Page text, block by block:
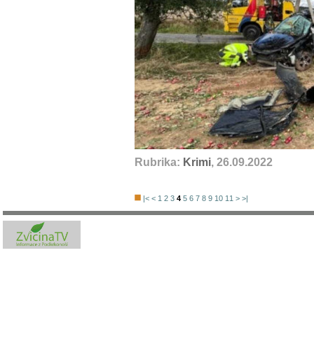
Rubrika: Krimi, 26.09.2022
|< < 1 2 3 4 5 6 7 8 9 10 11 > >|